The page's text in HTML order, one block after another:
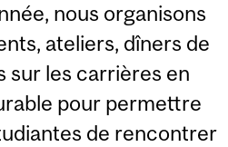
nous organisons
ateliers, dîners de
sur les carrières en
pour permettre
de rencontrer